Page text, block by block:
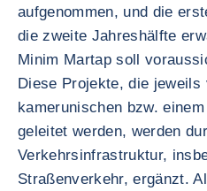
aufgenommen, und die
die zweite Jahreshälfte
Minim Martap soll
Diese Projekte, die jeweils
kamerunischen bzw.
geleitet werden, werden
Verkehrsinfrastruktur,
Straßenverkehr, ergänzt.